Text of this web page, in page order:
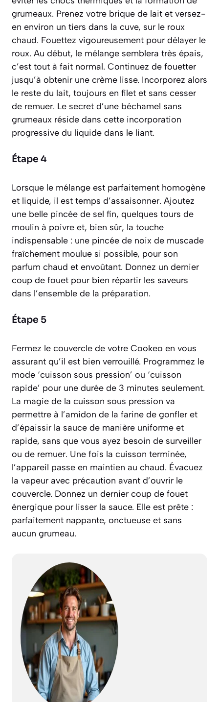
grumeaux. Prenez votre brique de lait et versez-
en environ un tiers dans la cuve, sur le roux
chaud. Fouettez vigoureusement pour délayer le
roux. Au début, le mélange semblera très épais,
c’est tout à fait normal. Continuez de fouetter
jusqu’à obtenir une crème lisse. Incorporez alors
le reste du lait, toujours en filet et sans cesser
de remuer. Le secret d’une béchamel sans
grumeaux réside dans cette incorporation
progressive du liquide dans le liant.
Étape 4
Lorsque le mélange est parfaitement homogène
et liquide, il est temps d’assaisonner. Ajoutez
une belle pincée de sel fin, quelques tours de
moulin à poivre et, bien sûr, la touche
indispensable : une pincée de noix de muscade
fraîchement moulue si possible, pour son
parfum chaud et envoûtant. Donnez un dernier
coup de fouet pour bien répartir les saveurs
dans l’ensemble de la préparation.
Étape 5
Fermez le couvercle de votre Cookeo en vous
assurant qu’il est bien verrouillé. Programmez le
mode ‘cuisson sous pression’ ou ‘cuisson
rapide’ pour une durée de 3 minutes seulement.
La magie de la cuisson sous pression va
permettre à l’amidon de la farine de gonfler et
d’épaissir la sauce de manière uniforme et
rapide, sans que vous ayez besoin de surveiller
ou de remuer. Une fois la cuisson terminée,
l’appareil passe en maintien au chaud. Évacuez
la vapeur avec précaution avant d’ouvrir le
couvercle. Donnez un dernier coup de fouet
énergique pour lisser la sauce. Elle est prête :
parfaitement nappante, onctueuse et sans
aucun grumeau.